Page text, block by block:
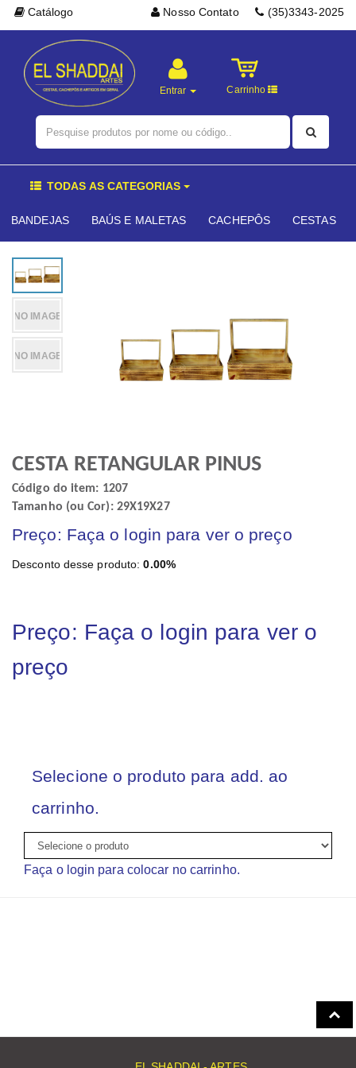
Nosso Contato (35)3343-2025
Catálogo
Entrar Carrinho
TODAS AS CATEGORIAS
BANDEJAS BAÚS E MALETAS CACHEPÔS CESTAS
CESTA RETANGULAR PINUS
Código do item: 1207
Tamanho (ou Cor): 29X19X27
Preço: Faça o login para ver o preço
Desconto desse produto:0.00%
Preço: Faça o login para ver o
preço
Selecione o produto para add. ao
carrinho.
Faça o login para colocar no carrinho.